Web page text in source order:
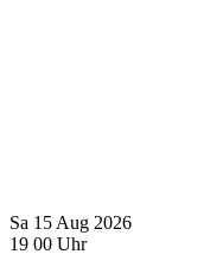
Sa 15 Aug 2026
19 00 Uhr